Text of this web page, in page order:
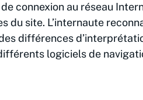
connexion au réseau
du site. L’internaute
différences
logiciels de